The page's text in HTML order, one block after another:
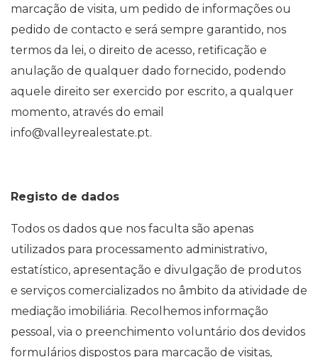
marcação de visita, um pedido de informações ou
pedido de contacto e será sempre garantido, nos
termos da lei, o direito de acesso, retificação e
anulação de qualquer dado fornecido, podendo
aquele direito ser exercido por escrito, a qualquer
momento, através do email
info@valleyrealestate.pt.
Registo de dados
Todos os dados que nos faculta são apenas
utilizados para processamento administrativo,
estatístico, apresentação e divulgação de produtos
e serviços comercializados no âmbito da atividade de
mediação imobiliária. Recolhemos informação
pessoal, via o preenchimento voluntário dos devidos
formulários dispostos para marcação de visitas,